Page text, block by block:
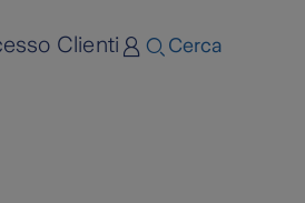
Clienti Cerca